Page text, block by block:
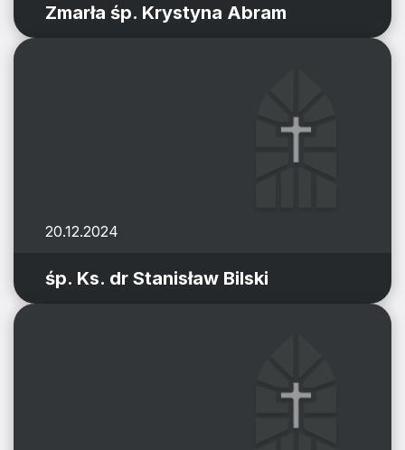
Zmarła śp. Krystyna Abram
20.12.2024
śp. Ks. dr Stanisław Bilski